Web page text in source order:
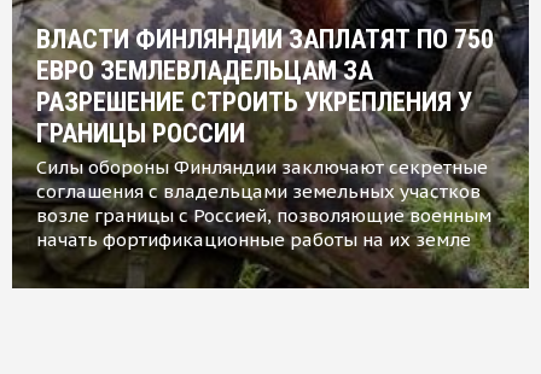
ВЛАСТИ ФИНЛЯНДИИ ЗАПЛАТЯТ ПО 750
ЕВРО ЗЕМЛЕВЛАДЕЛЬЦАМ ЗА
РАЗРЕШЕНИЕ СТРОИТЬ УКРЕПЛЕНИЯ У
ГРАНИЦЫ РОССИИ
Силы обороны Финляндии заключают секретные
соглашения с владельцами земельных участков
возле границы с Россией, позволяющие военным
начать фортификационные работы на их земле